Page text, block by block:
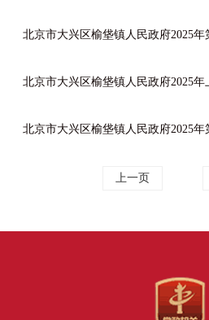
北京市大兴区榆垡镇人民政府2025
北京市大兴区榆垡镇人民政府2025
北京市大兴区榆垡镇人民政府2025
上一页